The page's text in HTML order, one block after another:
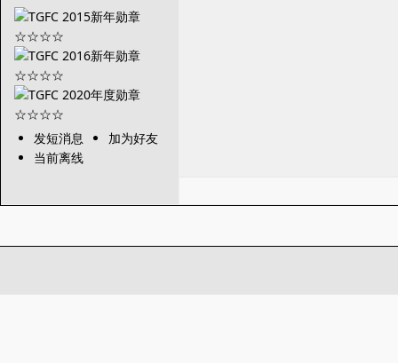
发短消息
加为好友
当前离线